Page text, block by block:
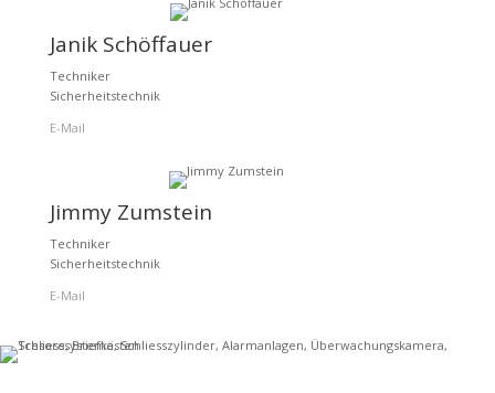
Janik Schöffauer
Techniker
Sicherheitstechnik
E-Mail
Jimmy Zumstein
Techniker
Sicherheitstechnik
E-Mail